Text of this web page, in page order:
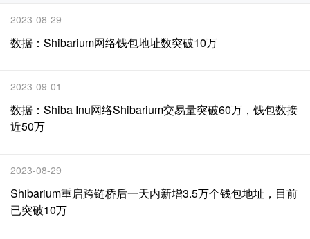
2023-08-29
数据：Shibarium网络钱包地址数突破10万
2023-09-01
数据：Shiba Inu网络Shibarium交易量突破60万，钱包数接
近50万
2023-08-29
Shibarium重启跨链桥后一天内新增3.5万个钱包地址，目前
已突破10万